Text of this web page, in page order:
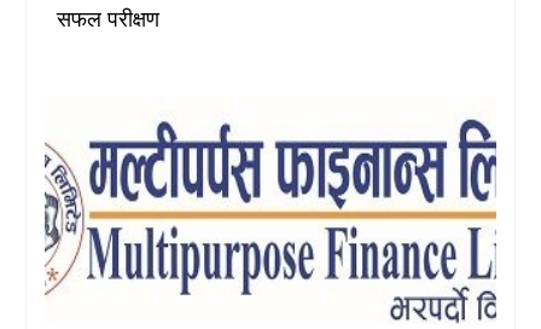
सफल परीक्षण